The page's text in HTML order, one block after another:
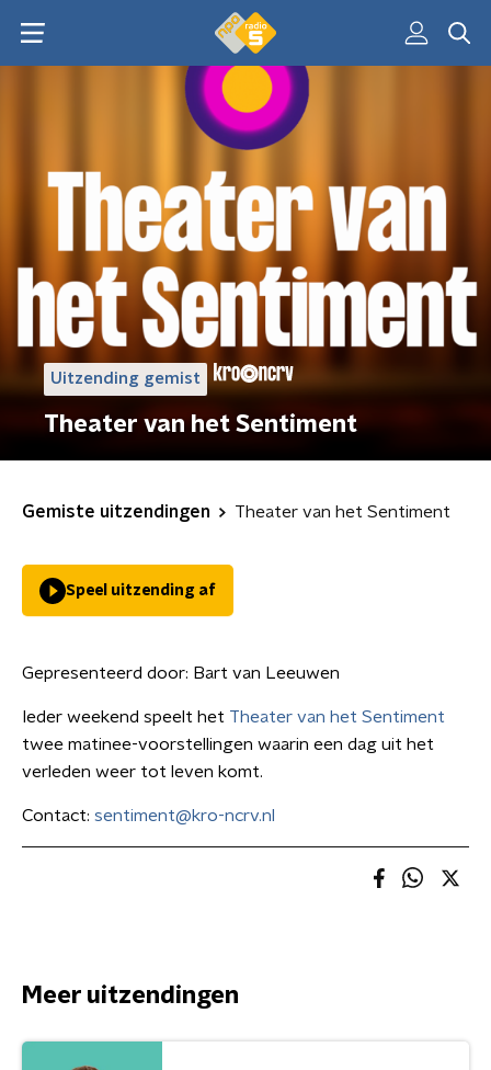
Uitzending gemist
Theater van het Sentiment
Gemiste uitzendingen Theater van het Sentiment
Speel uitzending af
Gepresenteerd door: Bart van Leeuwen
Ieder weekend speelt het Theater van het Sentiment
twee matinee-voorstellingen waarin een dag uit het
verleden weer tot leven komt.
Contact: sentiment@kro-ncrv.nl
Meer uitzendingen